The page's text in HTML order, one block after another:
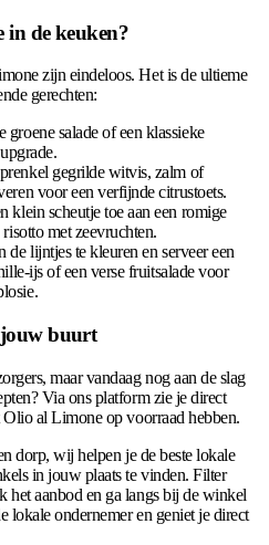
in de keuken?
zijn eindeloos. Het is de ultieme
gerechten:
groene salade of een klassieke
gegrilde witvis, zalm of
voor een verfijnde citrustoets.
klein scheutje toe aan een romige
met zeevruchten.
de lijntjes te kleuren en serveer een
ijs of een verse fruitsalade voor
buurt
maar vandaag nog aan de slag
Via ons platform zie je direct
al Limone op voorraad hebben.
dorp, wij helpen je de beste lokale
in jouw plaats te vinden. Filter
aanbod en ga langs bij de winkel
lokale ondernemer en geniet je direct